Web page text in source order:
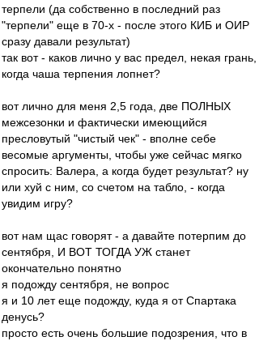
терпели (да собственно в последний раз
"терпели" еще в 70-х - после этого КИБ и ОИР
сразу давали результат)
так вот - каков лично у вас предел, некая грань,
когда чаша терпения лопнет?
вот лично для меня 2,5 года, две ПОЛНЫХ
межсезонки и фактически имеющийся
пресловутый "чистый чек" - вполне себе
весомые аргументы, чтобы уже сейчас мягко
спросить: Валера, а когда будет результат? ну
или хуй с ним, со счетом на табло, - когда
увидим игру?
вот нам щас говорят - а давайте потерпим до
сентября, И ВОТ ТОГДА УЖ станет
окончательно понятно
я подожду сентября, не вопрос
я и 10 лет еще подожду, куда я от Спартака
денусь?
просто есть очень большие подозрения, что в